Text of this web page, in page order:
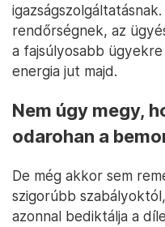
rendőrségnek, az
a fajsúlyosabb
energia jut majd.
Nem úgy megy,
odarohan a
De még akkor sem
szigorúbb
azonnal bediktálja a